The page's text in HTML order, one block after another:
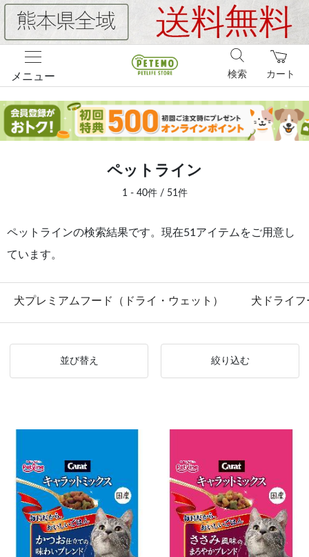
メニュー カート
検索
ペットライン
1 - 40件 / 51件
ペットラインの検索結果です。現在51アイテムをご用意し
ています。
犬プレミアムフード（ドライ・ウェット） 犬ドライフ
並び替え 絞り込む